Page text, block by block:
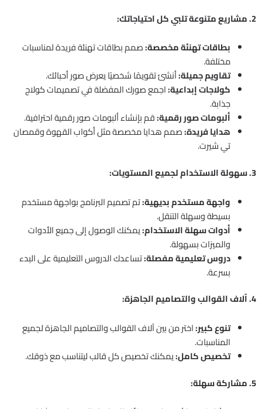
2. مشاريع متنوعة تلبي كل احتياجاتك:
بطاقات تهنئة مخصصة:صمم بطاقات تهنئة فريدة لمناسبات
مختلفة.
تقاويم جميلة:أنشئ تقويمًا شخصيًا يعرض صور أحبائك.
كولاجات إبداعية:اجمع صورك المفضلة في تصميمات كولاج
جذابة.
ألبومات صور رقمية:قم بإنشاء ألبومات صور رقمية احترافية.
هدايا فريدة:صمم هدايا مخصصة مثل أكواب القهوة وقمصان
تي شيرت.
3. سهولة الاستخدام لجميع المستويات:
واجهة مستخدم بديهية:تم تصميم البرنامج بواجهة مستخدم
بسيطة وسهلة التنقل.
أدوات سهلة الاستخدام:يمكنك الوصول إلى جميع الأدوات
والميزات بسهولة.
دروس تعليمية مفصلة:تساعدك الدروس التعليمية على البدء
بسرعة.
4. آلاف القوالب والتصاميم الجاهزة:
تنوع كبير:اختر من بين آلاف القوالب والتصاميم الجاهزة لجميع
المناسبات.
تخصيص كامل:يمكنك تخصيص كل قالب ليتناسب مع ذوقك.
5. مشاركة سهلة: